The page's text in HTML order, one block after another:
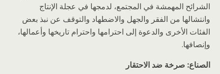
الشرائح المهمشة في المجتمع، لدمجها في عجلة الإنتاج
وانتشالها من الفقر والجهل والاضطهاد والتوقف عن نبذ بعض
الفئات الأخرى والدعوة إلى احترامها واحترام تاريخها وأعمالها،
وإنصافها.
الصناع: صرخة ضد الاحتقار